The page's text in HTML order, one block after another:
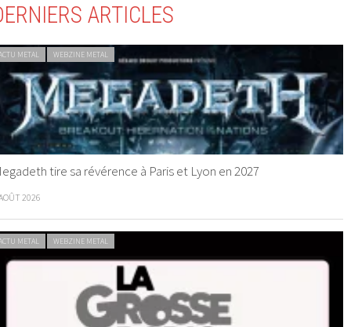
ARTICLES
METAL WEBZINE METAL
tire sa révérence à Paris et Lyon en 2027
2026
METAL WEBZINE METAL